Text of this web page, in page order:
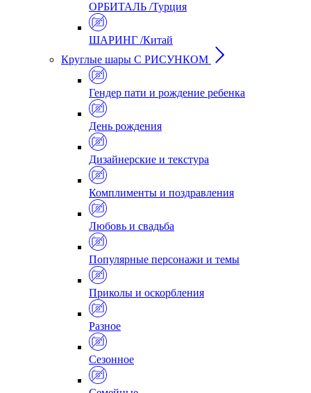
ОРБИТАЛЬ /Турция
ШАРИНГ /Китай
Круглые шары С РИСУНКОМ
Гендер пати и рождение ребенка
День рождения
Дизайнерские и текстура
Комплименты и поздравления
Любовь и свадьба
Популярные персонажи и темы
Приколы и оскорбления
Разное
Сезонное